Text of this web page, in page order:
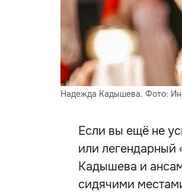
Надежда Кадышева. Фото:
Если вы ещё не
или легендарный
Кадышева и
сидячими